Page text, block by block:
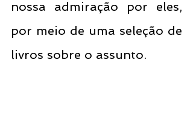
nossa admiração por eles,
por meio de uma seleção de
livros sobre o assunto.